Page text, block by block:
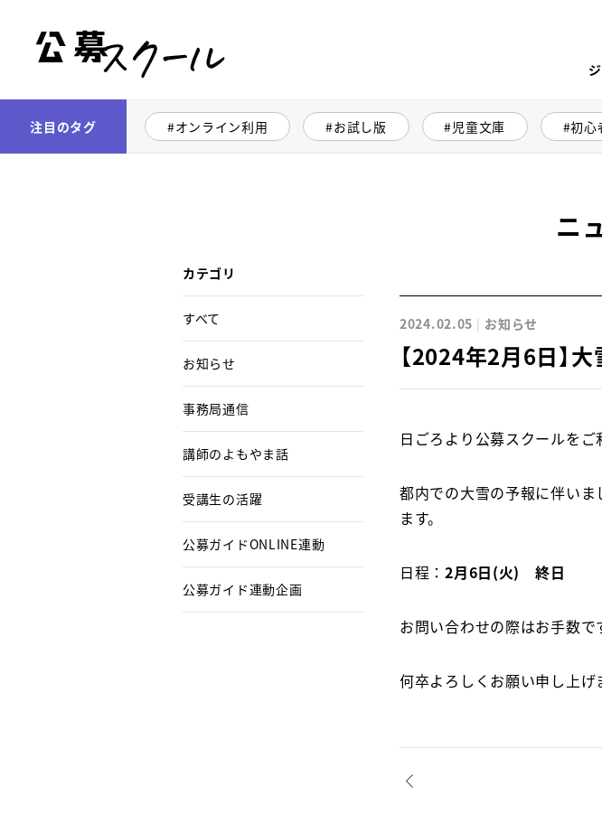
公募スクール
注目のタグ オンライン利用 お試し版 児童文庫 初心
ニ
カテゴリ
すべて
お知らせ
事務局通信
講師のよもやま話
受講生の活躍
公募ガイドONLINE連動
公募ガイド連動企画
2024.02.05 お知らせ
【2024年2月6日】
日ごろより公募スクールをご
都内での大雪の予報に伴い
ます。
日程：2月6日(火) 終日
お問い合わせの際はお手数で
何卒よろしくお願い申し上げ